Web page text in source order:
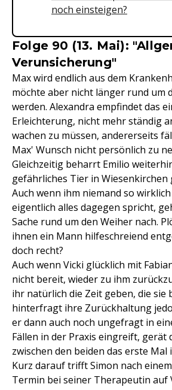
noch einsteigen?
Folge 90 (13. Mai):
Verunsicherung"
Max wird endlich aus dem
möchte aber nicht länger rund um
werden. Alexandra empfindet das
Erleichterung, nicht mehr ständig
wachen zu müssen, andererseits
Max' Wunsch nicht persönlich zu
Gleichzeitig beharrt Emilio
gefährliches Tier in Wiesenkirchen
Auch wenn ihm niemand so
eigentlich alles dagegen spricht,
Sache rund um den Weiher nach.
ihnen ein Mann hilfeschreiend
doch recht?
Auch wenn Vicki glücklich mit
nicht bereit, wieder zu ihm
ihr natürlich die Zeit geben, die sie
hinterfragt ihre Zurückhaltung
er dann auch noch ungefragt in
Fällen in der Praxis eingreift, gerät
zwischen den beiden das erste Mal
Kurz darauf trifft Simon nach
Termin bei seiner Therapeutin auf